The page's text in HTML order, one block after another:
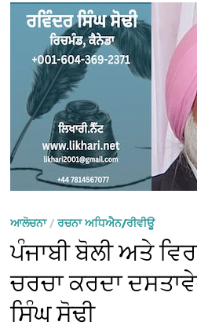
ਆਲੋਚਨਾ/ਰਚਨਾ ਅਧਿਐਨ/ਰੀਵੀਊ
ਪੰਜਾਬੀ ਬੋਲੀ ਅਤੇ
ਚਰਚਾ ਕਰਦਾ
ਸਿੰਘ ਸੋਢੀ